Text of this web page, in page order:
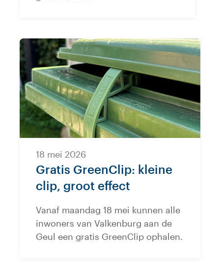
Gratis GreenClip: kleine
clip, groot effect
18 mei 2026
Vanaf maandag 18 mei kunnen alle
inwoners van Valkenburg aan de
Geul een gratis GreenClip ophalen.